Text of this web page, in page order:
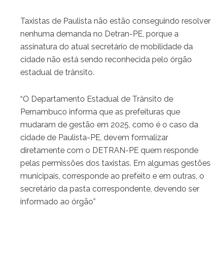
Taxistas de Paulista não estão conseguindo resolver
nenhuma demanda no Detran-PE, porque a
assinatura do atual secretário de mobilidade da
cidade não está sendo reconhecida pelo órgão
estadual de trânsito.
“O Departamento Estadual de Trânsito de
Pernambuco informa que as prefeituras que
mudaram de gestão em 2025, como é o caso da
cidade de Paulista-PE, devem formalizar
diretamente com o DETRAN-PE quem responde
pelas permissões dos taxistas. Em algumas gestões
municipais, corresponde ao prefeito e em outras, o
secretário da pasta correspondente, devendo ser
informado ao órgão”